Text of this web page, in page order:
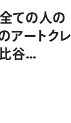
ての人の
アートクレ
谷
(金)より